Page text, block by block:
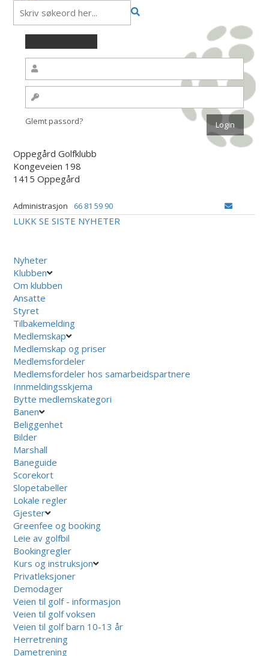
Glemt passord?
Oppegård Golfklubb
Kongeveien 198
1415 Oppegård
Administrasjon 66 81 59 90
LUKK SE SISTE NYHETER
Nyheter
Klubben
Om klubben
Ansatte
Styret
Tilbakemelding
Medlemskap
Medlemskap og priser
Medlemsfordeler
Medlemsfordeler hos samarbeidspartnere
Innmeldingsskjema
Bytte medlemskategori
Banen
Beliggenhet
Bilder
Marshall
Baneguide
Scorekort
Slopetabeller
Lokale regler
Gjester
Greenfee og booking
Leie av golfbil
Bookingregler
Kurs og instruksjon
Privatleksjoner
Demodager
Veien til golf - informasjon
Veien til golf voksen
Veien til golf barn 10-13 år
Herretrening
Dametrening